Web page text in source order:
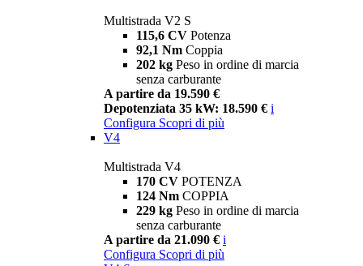
Multistrada V2 S
115,6 CV Potenza
92,1 Nm Coppia
202 kg Peso in ordine di marcia
senza carburante
A partire da 19.590 €
Depotenziata 35 kW: 18.590 € i
Configura Scopri di più
V4
Multistrada V4
170 CV POTENZA
124 Nm COPPIA
229 kg Peso in ordine di marcia
senza carburante
A partire da 21.090 € i
Configura Scopri di più